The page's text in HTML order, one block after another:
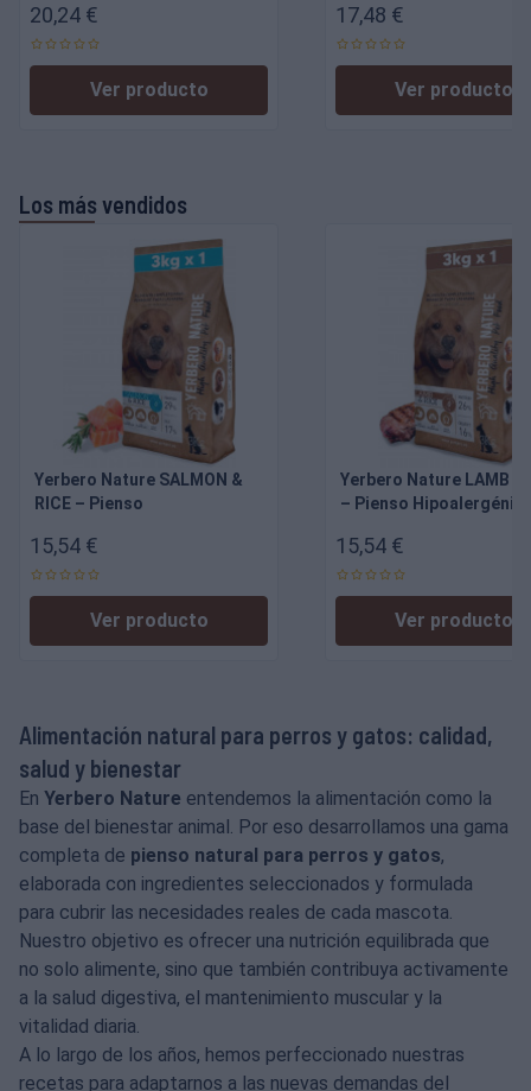
perros
20,24 €
Ver producto
17,48 €
Ver producto
Los más vendidos
Yerbero Nature SALMON &
RICE – Pienso
con Salmon para Perros
Adultos
15,54 €
Ver producto
Yerbero Nature LAMB &
– Pienso
Perros Adultos
15,54 €
Ver producto
Alimentación natural para perros y gatos: calidad,
salud y bienestar
En Yerbero Nature entendemos la alimentación como la
base del bienestar animal. Por eso desarrollamos una gama
completa de pienso natural para perros y gatos,
elaborada con ingredientes seleccionados y formulada
para cubrir las necesidades reales de cada mascota.
Nuestro objetivo es ofrecer una nutrición equilibrada que
no solo alimente, sino que también contribuya activamente
a la salud digestiva, el mantenimiento muscular y la
vitalidad diaria.
A lo largo de los años, hemos perfeccionado nuestras
recetas para adaptarnos a las nuevas demandas del